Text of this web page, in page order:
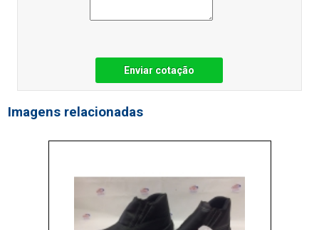
Enviar cotação
Imagens relacionadas